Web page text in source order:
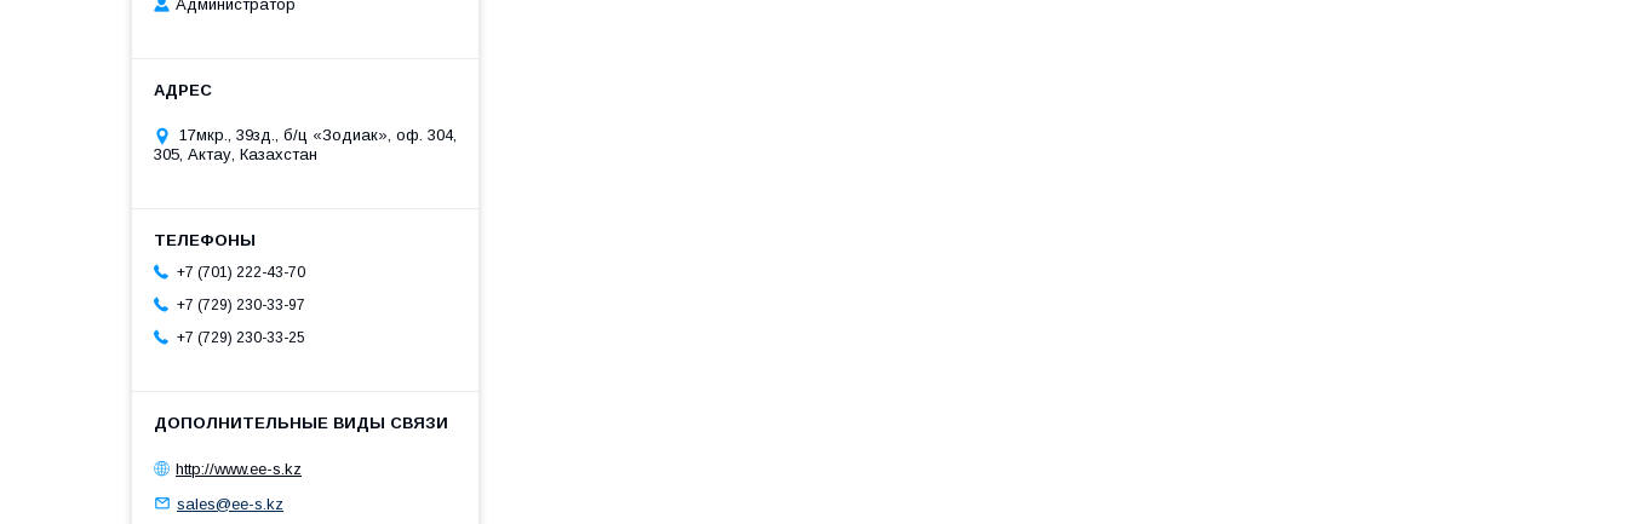
Администратор
17мкр., 39зд., б/ц «Зодиак», оф. 304,
305, Актау, Казахстан
+7 (701) 222-43-70
+7 (729) 230-33-97
+7 (729) 230-33-25
http://www.ee-s.kz
sales@ee-s.kz